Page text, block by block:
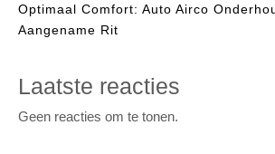
Optimaal Comfort: Auto Airco
Aangename Rit
Laatste reacties
Geen reacties om te tonen.